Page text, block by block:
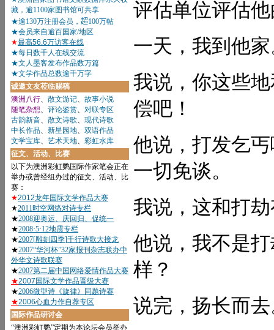
评估单位评估
一天，我到他
我说，你这些
偿吧！
他说，打发乞
一切免谈。
我说，这和打
他说，我不是
样？
说完，扬长而